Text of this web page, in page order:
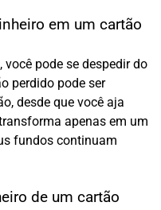
em um cartão
pode se despedir do
perdido pode ser
desde que você aja
apenas em um
fundos continuam
de um cartão